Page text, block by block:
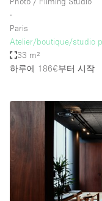
∙
Paris
Atelier/boutique/studio
33 m²
하루에 186€부터 시작